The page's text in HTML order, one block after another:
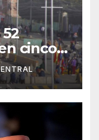
cinco